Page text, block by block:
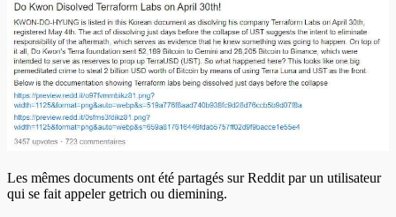
Les mêmes documents ont été partagés sur Reddit par un utilisateur
qui se fait appeler getrich ou diemining.